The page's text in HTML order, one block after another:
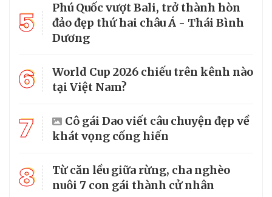
5
Phú Quốc vượt Bali, trở thành hòn
đảo đẹp thứ hai châu Á - Thái Bình
Dương
6
World Cup 2026 chiếu trên kênh nào
tại Việt Nam?
7
Cô gái Dao viết câu chuyện đẹp về
khát vọng cống hiến
8
Từ căn lều giữa rừng, cha nghèo
nuôi 7 con gái thành cử nhân